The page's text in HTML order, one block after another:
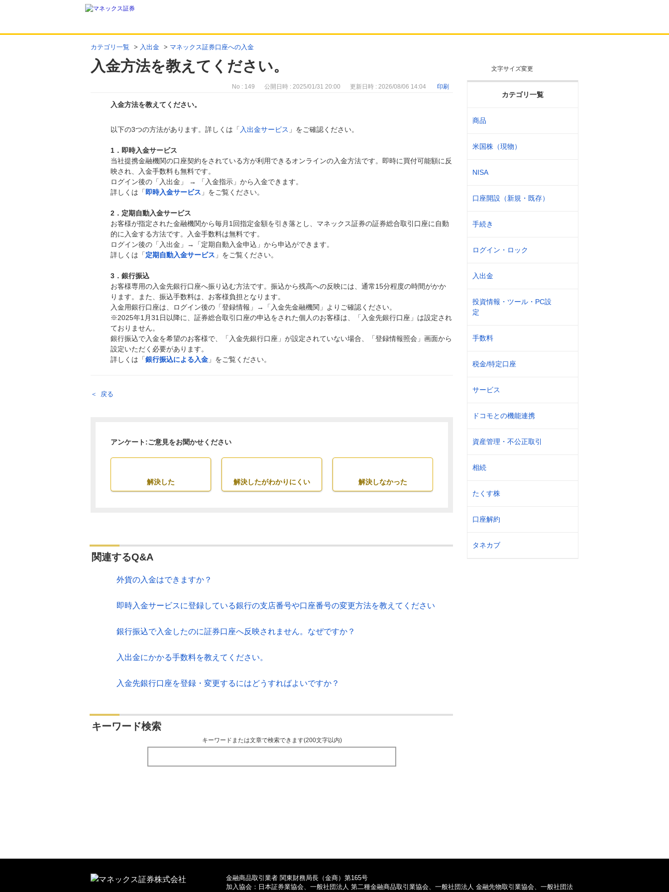
カテゴリ一覧 > 入出金 > マネックス証券口座への入金
入金方法を教えてください。 文字サイズ変更
カテゴリ一覧
商品
米国株（現物）
NISA
口座開設（新規・既存）
手続き
ログイン・ロック
入出金
投資情報・ツール・PC設
定
手数料
税金/特定口座
サービス
ドコモとの機能連携
資産管理・不公正取引
相続
たくす株
口座解約
タネカブ
No : 149 公開日時 : 2025/01/31 20:00 更新日時 : 2026/08/06 14:04 印刷
入金方法を教えてください。
回答
以下の3つの方法があります。詳しくは「 入出金サービス 」をご確認ください。
1．即時入金サービス
当社提携金融機関の口座契約をされている方が利用できるオンラインの入金方法です。即時に買付可能額に反
映され、入金手数料も無料です。
ログイン後の「入出金」 → 「入金指示」から入金できます。
詳しくは「 即時入金サービス 」をご覧ください。
2．定期自動入金サービス
お客様が指定された金融機関から毎月1回指定金額を引き落とし、マネックス証券の証券総合取引口座に自動
的に入金する方法です。入金手数料は無料です。
ログイン後の「入出金」→「定期自動入金申込」から申込ができます。
詳しくは「定期自動入金サービス 」をご覧ください。
3．銀行振込
お客様専用の入金先銀行口座へ振り込む方法です。振込から残高への反映には、通常15分程度の時間がかか
ります。また、振込手数料は、お客様負担となります。
入金用銀行口座は、ログイン後の「登録情報」→「入金先金融機関」よりご確認ください。
※2025年1月31日以降に、証券総合取引口座の申込をされた個人のお客様は、「入金先銀行口座」は設定され
ておりません。
銀行振込で入金を希望のお客様で、「入金先銀行口座」が設定されていない場合、「登録情報照会」画面から
設定いただく必要があります。
詳しくは「銀行振込による入金 」をご覧ください。
戻る
アンケート:ご意見をお聞かせください
解決した 解決したがわかりにくい 解決しなかった
関連するQ&A
外貨の入金はできますか？
即時入金サービスに登録している銀行の支店番号や口座番号の変更方法を教えてください
銀行振込で入金したのに証券口座へ反映されません。なぜですか？
入出金にかかる手数料を教えてください。
入金先銀行口座を登録・変更するにはどうすればよいですか？
キーワード検索
キーワードまたは文章で検索できます(200文字以内)
金融商品取引業者 関東財務局長（金商）第165号
加入協会：日本証券業協会、一般社団法人 第二種金融商品取引業協会、一般社団法人 金融先物取引業協会、一般社団法